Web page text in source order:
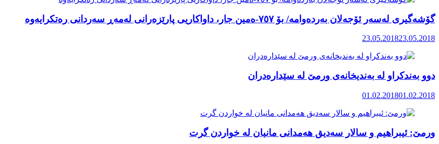
گۆشەگیری لەسەر ئۆجەلان بەردەوامە/ بۆ ٧٥٧-ەمین جار، داواکاریی پارێزەرانی لەمەڕ سەردانی رەتکرایەوە
23.05.201823.05.2018
دوو بەندکراو لە بەندیخانەی ورمێ لە سێدارەدران
01.02.201801.02.2018
ورمێ: ئیبراهیم و سالار سەدیق هەمدانی مانیان لە خواردن گرت